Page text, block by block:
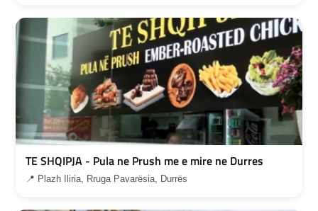
TE SHQIPJA - Pula ne Prush me e mire ne Durres
📍 Plazh Iliria, Rruga Pavarësia, Durrës